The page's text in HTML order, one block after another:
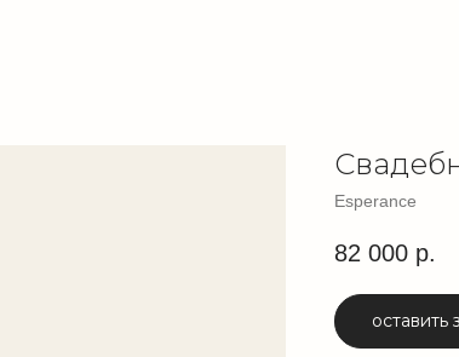
Esperance
82 000 р.
оставить